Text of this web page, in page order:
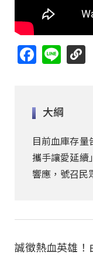
Facebook
Line
大綱
目前血庫存量
攜手讓愛延續
響應，號召民
誠徵熱血英雄！